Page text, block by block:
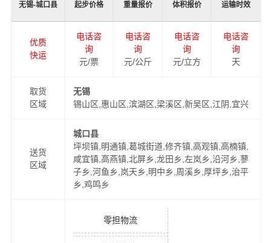
无锡-城口县 起步价格 重量报价 体积报价 运输时效
优质
快运
电话咨
询
元/票
电话咨
询
元/公斤
电话咨
询
元/立方
电话咨
询
天
取货
区域
无锡
锡山区,惠山区,滨湖区,梁溪区,新吴区,江阴,宜兴
送货
区域
城口县
坪坝镇,明通镇,葛城街道,修齐镇,高观镇,高楠镇,
咸宜镇,高燕镇,北屏乡,龙田乡,左岚乡,沿河乡,蓼
子乡,河鱼乡,岚天乡,明中乡,周溪乡,厚坪乡,治平
乡,鸡鸣乡
零担物流